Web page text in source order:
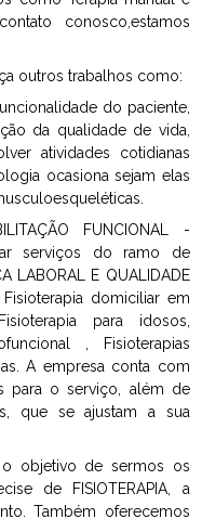
conosco,estamos
outros trabalhos como:
do paciente,
da qualidade de vida,
atividades cotidianas
ocasiona sejam elas
FUNCIONAL -
serviços do ramo de
LABORAL E QUALIDADE
domiciliar em
para idosos,
, Fisioterapias
A empresa conta com
para o serviço, além de
que se ajustam a sua
objetivo de sermos os
de FISIOTERAPIA, a
Também oferecemos